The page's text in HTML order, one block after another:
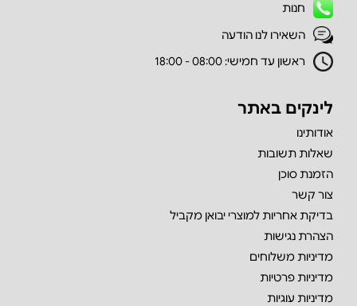
חנות
השאירו לנו הודעה
ראשון עד חמישי: 08:00 - 18:00
לינקים באתר
אודותינו
שאלות תשובות
הזמנת סוכן
צור קשר
בדיקת אחריות למוצרי יבואן מקביל
הצהרת נגישות
מדיניות משלוחים
מדיניות פרטיות
מדיניות עוגיות